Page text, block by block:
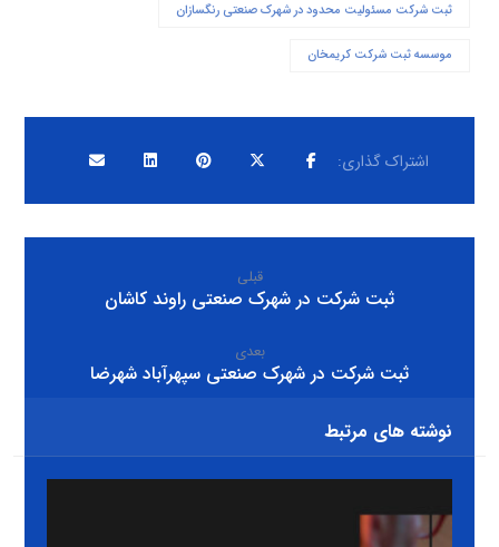
ثبت شرکت مسئولیت محدود در شهرک صنعتی رنگسازان
موسسه ثبت شرکت کریمخان
قبلی
ثبت شرکت در شهرک صنعتی راوند کاشان
بعدی
ثبت شرکت در شهرک صنعتی سپهرآباد شهرضا
نوشته های مرتبط